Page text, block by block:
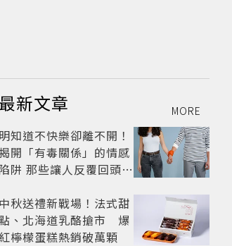
最新文章 MORE
明知道不快樂卻離不開！
開「有毒關係」的情感
陷阱 那些讓人反覆回頭的
戒？
中秋送禮新戰場！法式甜
、北海道乳酪搶市 爆
檸檬蛋糕熱銷破萬顆